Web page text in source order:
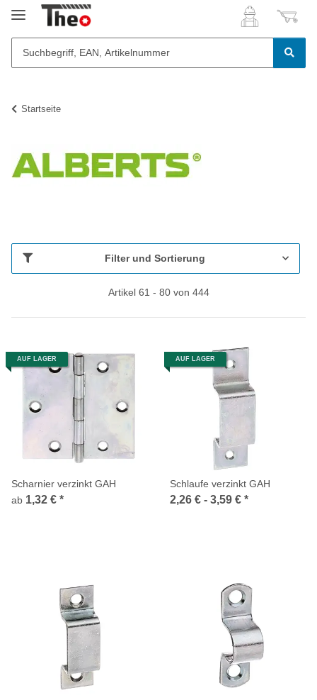
Startseite
Filter und Sortierung
Artikel 61 - 80 von 444
AUF LAGER
Scharnier verzinkt GAH
ab 1,32 € *
AUF LAGER
Schlaufe verzinkt GAH
2,26 € - 3,59 € *